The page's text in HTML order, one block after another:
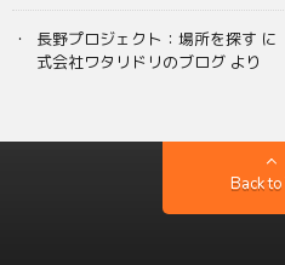
長野プロジェクト：場所を探す に
式会社ワタリドリのブログ より
Back